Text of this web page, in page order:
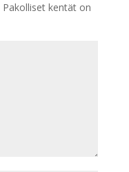
Pakolliset kentät on